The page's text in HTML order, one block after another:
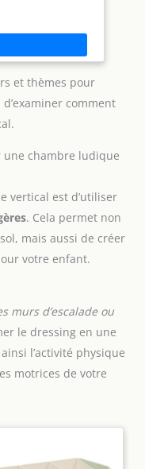
et thèmes pour
comment
une chambre ludique
vertical est d’utiliser
. Cela permet non
mais aussi de créer
votre enfant.
murs d’escalade ou
le dressing en une
l’activité physique
motrices de votre